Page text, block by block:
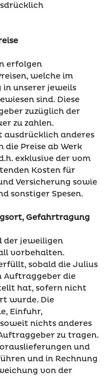
erfolgen
welche im
unserer jeweils
sind. Diese
zuzüglich der
zu zahlen.
ausdrücklich anderes
Preise ab Werk
exklusive der vom
Kosten für
Versicherung sowie
sonstiger Spesen.
Gefahrtragung
der jeweiligen
vorbehalten.
sobald die Julius
Auftraggeber die
hat, sofern nicht
wurde. Die
Einfuhr,
nichts anderes
zu tragen.
und
und in Rechnung
von der